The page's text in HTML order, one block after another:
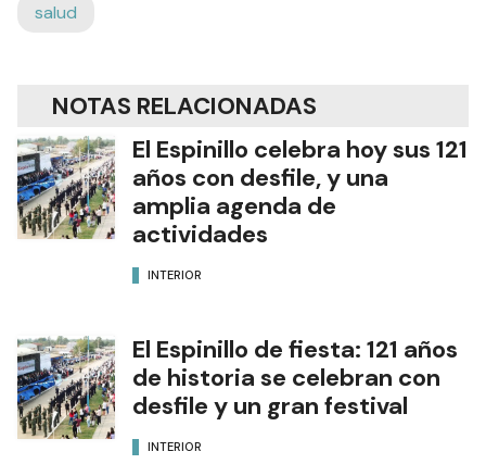
salud
NOTAS RELACIONADAS
El Espinillo celebra hoy sus 121
años con desfile, y una
amplia agenda de
actividades
INTERIOR
El Espinillo de fiesta: 121 años
de historia se celebran con
desfile y un gran festival
INTERIOR